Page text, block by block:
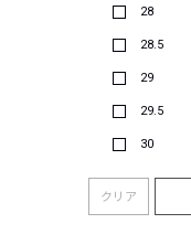
28
28.5
29
29.5
30
クリア